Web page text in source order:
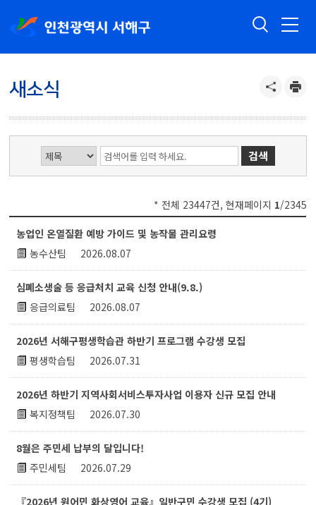
새소식
* 전체 23447건, 현재페이지 1/2345
농업인 온열질환 예방 가이드 및 농작물 관리요령
농수산팀
2026.08.07
심폐소생술 등 응급처치 교육 신청 안내(9.8.)
응급의료팀
2026.08.07
2026년 서해구평생학습관 하반기 프로그램 수강생 모집
평생학습팀
2026.07.31
2026년 하반기 지역사회서비스투자사업 이용자 신규 모집 안내
복지정책팀
2026.07.30
8월은 주민세 납부의 달입니다!
주민세팀
2026.07.29
『2026년 원어민 화상영어 교육』일반구민 수강생 모집 (4기)